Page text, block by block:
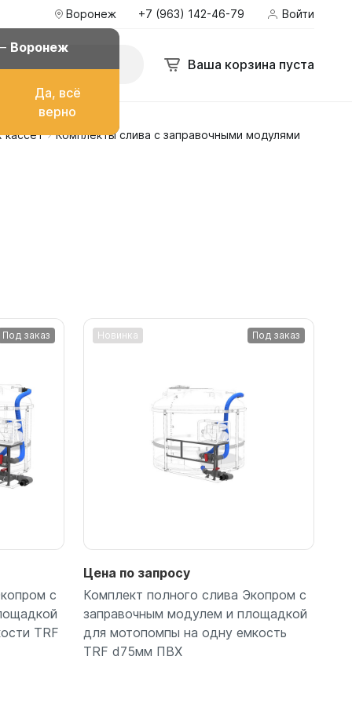
+7 (963) 142-46-79 bakgarant@mail.ru Войти
Воронеж
Воронеж
Да, всё
верно
+7 (963) 142-46-79 Войти
Ваша корзина пуста
топлива
кассет Комплекты слива с заправочными модулями
Под заказ
с
TRF
Новинка Под заказ
Цена по запросу
Комплект полного слива Экопром с
заправочным модулем и площадкой
для мотопомпы на одну емкость
TRF d75мм ПВХ